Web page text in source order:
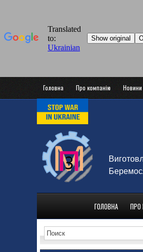
Головна Про компанію Новини
ГОЛОВНА ПРО